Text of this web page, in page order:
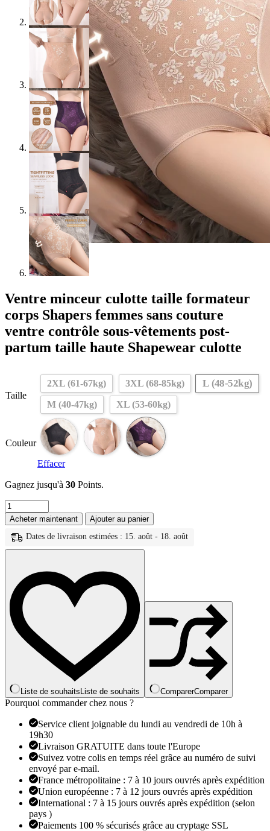
Ventre minceur culotte taille formateur
corps Shapers femmes sans couture
ventre contrôle sous-vêtements post-
partum taille haute Shapewear culotte
Taille
2XL (61-67kg) 3XL (68-85kg) L (48-52kg)
M (40-47kg) XL (53-60kg)
Couleur
Effacer
Gagnez jusqu'à 30 Points.
quantité
de
Ventre
minceur
culotte
formateur
corps
Shapers
femmes
sans
couture
ventre
contrôle
partum
taille
Shapewear
Acheter maintenant
Ajouter au panier
Dates de livraison estimées : 15. août - 18. août
Liste de souhaits Liste de souhaits ComparerComparer
Pourquoi commander chez nous ?
Service client joignable du lundi au vendredi de 10h à
19h30
Livraison GRATUITE dans toute l'Europe
Suivez votre colis en temps réel grâce au numéro de suivi
envoyé par e-mail.
France métropolitaine : 7 à 10 jours ouvrés après expédition
Union européenne : 7 à 12 jours ouvrés après expédition
International : 7 à 15 jours ouvrés après expédition (selon
pays )
Paiements 100 % sécurisés grâce au cryptage SSL